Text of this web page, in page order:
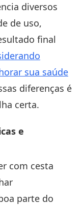
diversos
de uso,
final
sua saúde
diferenças é
certa.
e
com cesta
parte do